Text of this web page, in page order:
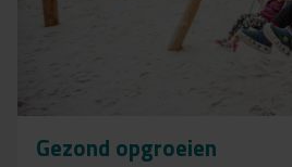
Gezond opgroeien